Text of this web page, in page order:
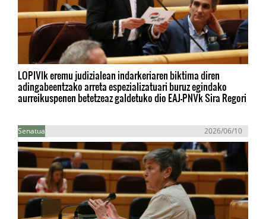
LOPIVIk eremu judizialean indarkeriaren biktima diren
adingabeentzako arreta espezializatuari buruz egindako
aurreikuspenen betetzeaz galdetuko dio EAJ-PNVk Sira Regori
Senatua 2026/06/10